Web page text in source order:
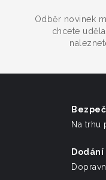
Odběr novinek
chcete
Na trhu
Dodání